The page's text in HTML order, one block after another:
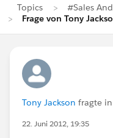
Topics
#Sales
Frage von Tony
Tony Jackson fragte in
22. Juni 2012, 19:35